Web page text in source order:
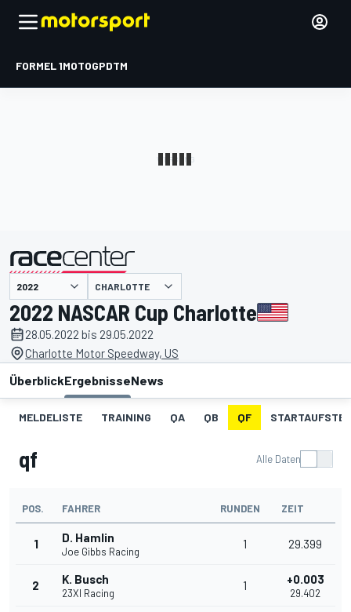
FORMEL 1MOTOGPDTM
CHARLOTTE
2022 NASCAR Cup Charlotte
28.05.2022 bis 29.05.2022
Charlotte Motor Speedway, US
ÜberblickErgebnisseNews
MELDELISTE TRAINING QA QB QF
qf Alle Daten
POS. FAHRER RUNDEN ZEIT
1 D. Hamlin
Joe Gibbs Racing
1 29.399
2 K. Busch
23XI Racing
1 +0.003
29.402